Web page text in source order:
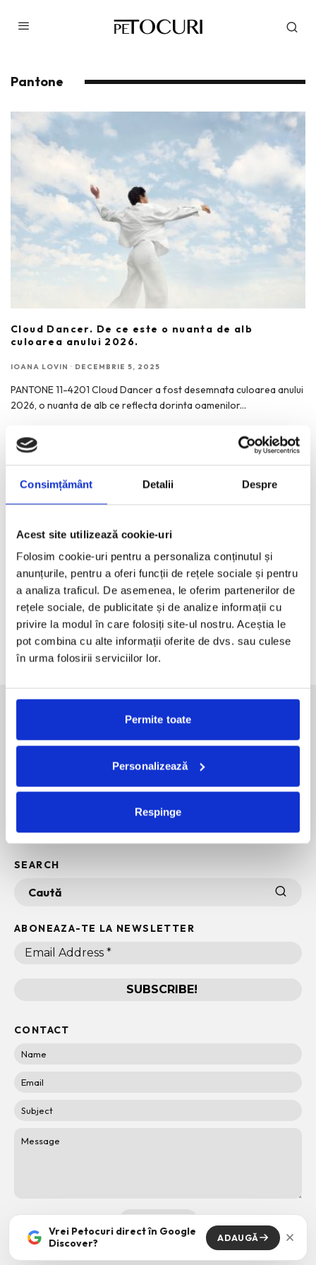
Consimțământ Detalii Despre
Acest site utilizează cookie-uri
Folosim cookie-uri pentru a personaliza conținutul și
anunțurile, pentru a oferi funcții de rețele sociale și pentru
a analiza traficul. De asemenea, le oferim partenerilor de
rețele sociale, de publicitate și de analize informații cu
privire la modul în care folosiți site-ul nostru. Aceștia le
pot combina cu alte informații oferite de dvs. sau culese
în urma folosirii serviciilor lor.
Permite toate
Personalizează
Respinge
Pantone
Cloud Dancer. De ce este o nuanta de alb
culoarea anului 2026.
IOANA LOVIN · DECEMBRIE 5, 2025
PANTONE 11-4201 Cloud Dancer a fost desemnata culoarea anului
2026, o nuanta de alb ce reflecta dorinta oamenilor...
RECENT POSTS
Funda, element cheie in designul rochiilor de ocazie
KAWS: Art & Comix la Albertina Modern – cand benzile
desenate intra in muzeu
The Outsider. Andreea Macri. 13 ani de fotografie de moda
intr-o expozitie.
60 de ani de Pepsi, celebrati printr-o expozitie-eveniment
Nostalgia din fiecare ilustratie
SEARCH
ABONEAZA-TE LA NEWSLETTER
CONTACT
Vrei Petocuri direct în Google
Discover?
ADAUGĂ